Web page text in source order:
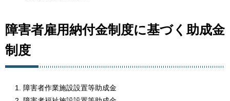
障害者雇用納付金制度に基づく助成金
制度
障害者作業施設設置等助成金